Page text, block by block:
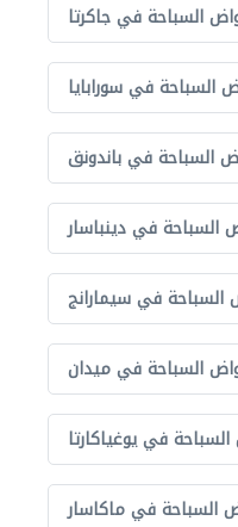
السباحة في جاكرتا
السباحة في سورابايا
السباحة في باندونق
السباحة في دينباسار
في سيمارانج
السباحة في ميدان
في يوغياكارتا
السباحة في ماكاسار